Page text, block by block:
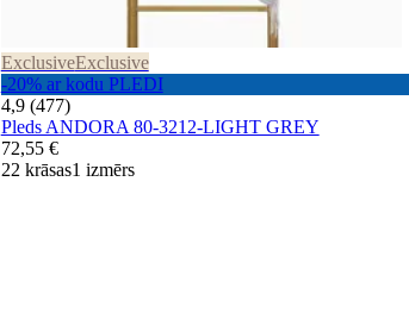
ExclusiveExclusive
-20% ar kodu PLEDI
4,9 (477)
Pleds ANDORA 80-3212-LIGHT GREY
72,55 €
22 krāsas1 izmērs